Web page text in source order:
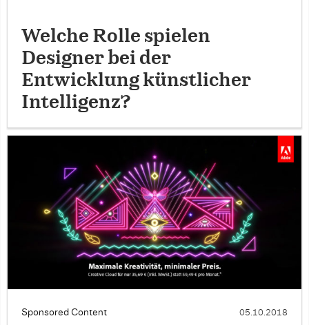
Welche Rolle spielen
Designer bei der
Entwicklung künstlicher
Intelligenz?
Sponsored Content 05.10.2018